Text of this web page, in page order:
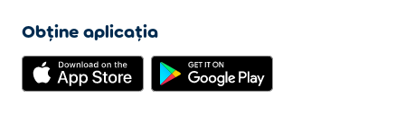
Obține aplicația